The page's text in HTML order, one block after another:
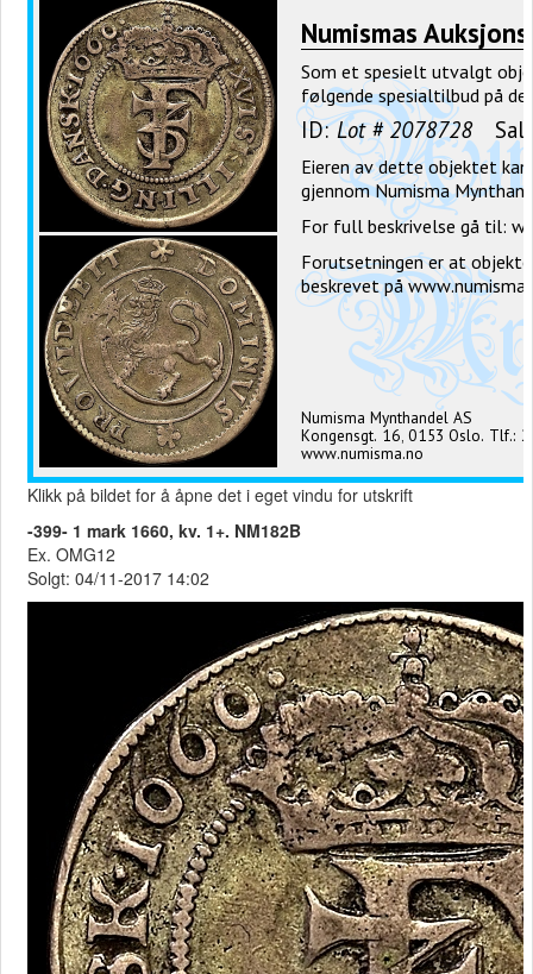
Klikk på bildet for å åpne det i eget vindu for utskrift
-399- 1 mark 1660, kv. 1+. NM182B
Ex. OMG12
Solgt: 04/11-2017 14:02